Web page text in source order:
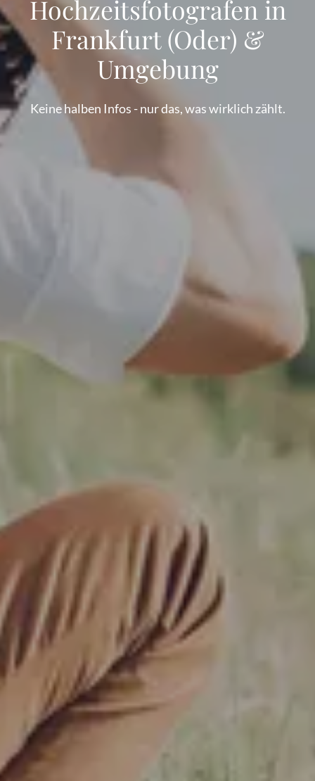
Hochzeitsfotografen in
Frankfurt (Oder) &
Umgebung
Keine halben Infos - nur das, was wirklich zählt.